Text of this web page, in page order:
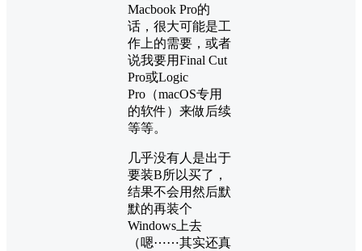
Macbook Pro的
话，很大可能是工
作上的需要，或者
说我要用Final Cut
Pro或Logic
Pro（macOS专用
的软件）来做后续
等等。
几乎没有人是出于
要装B所以买了，
结果不会用然后默
默的再装个
Windows上去
（嗯⋯⋯其实还真